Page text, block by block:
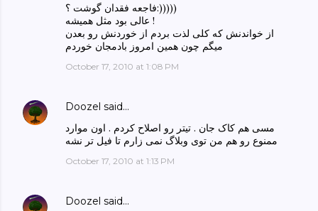
فاجعه فقدان گوشت ؟:)))))
عالی بود مثل همیشه !
از خواندنش که کلی لذت بردم از خوردنش رو بعدن
میگم چون همین امروز بادمجان خوردم
October 17, 2010 at 1:08 PM
Doozel said…
مسی هم کاک جان . تیتر رو اصلاح کردم . اون موارد
ممنوع رو هم من توی وبلاگ نمی زارم تا فیل تر نشه
October 17, 2010 at 1:13 PM
Doozel said…